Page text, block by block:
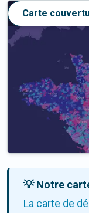
Carte
💡 Notre
La carte de